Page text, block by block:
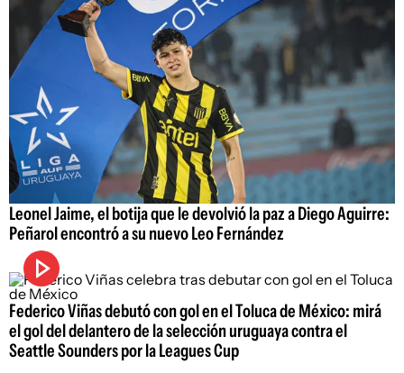
Leonel Jaime, el botija que le devolvió la paz a Diego Aguirre:
Peñarol encontró a su nuevo Leo Fernández
Federico Viñas debutó con gol en el Toluca de México: mirá
el gol del delantero de la selección uruguaya contra el
Seattle Sounders por la Leagues Cup